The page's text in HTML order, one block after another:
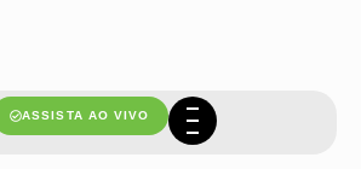
ASSISTA AO VIVO
namorado